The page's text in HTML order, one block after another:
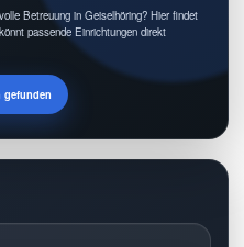
Betreuung in Geiselhöring? Hier findet
passende Einrichtungen direkt
gefunden